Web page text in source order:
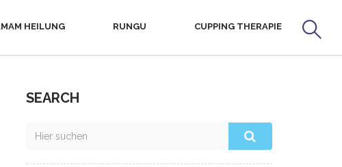
HEILUNG RUNGU CUPPING THERAPIE
SEARCH